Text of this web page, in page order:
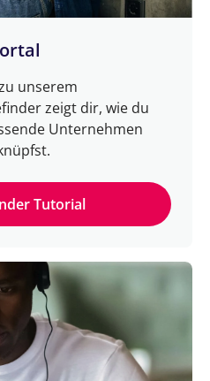
unserem
zeigt dir, wie du
Unternehmen
Tutorial